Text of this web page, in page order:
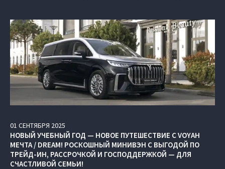
01 СЕНТЯБРЯ 2025
НОВЫЙ УЧЕБНЫЙ ГОД — НОВОЕ ПУТЕШЕСТВИЕ С VOYAH
МЕЧТА / DREAM! РОСКОШНЫЙ МИНИВЭН С ВЫГОДОЙ ПО
ТРЕЙД-ИН, РАССРОЧКОЙ И ГОСПОДДЕРЖКОЙ — ДЛЯ
СЧАСТЛИВОЙ СЕМЬИ!